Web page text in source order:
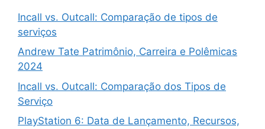
Incall vs. Outcall: Comparação de tipos de
serviços
Andrew Tate Patrimônio, Carreira e Polêmicas
2024
Incall vs. Outcall: Comparação dos Tipos de
Serviço
PlayStation 6: Data de Lançamento, Recursos,